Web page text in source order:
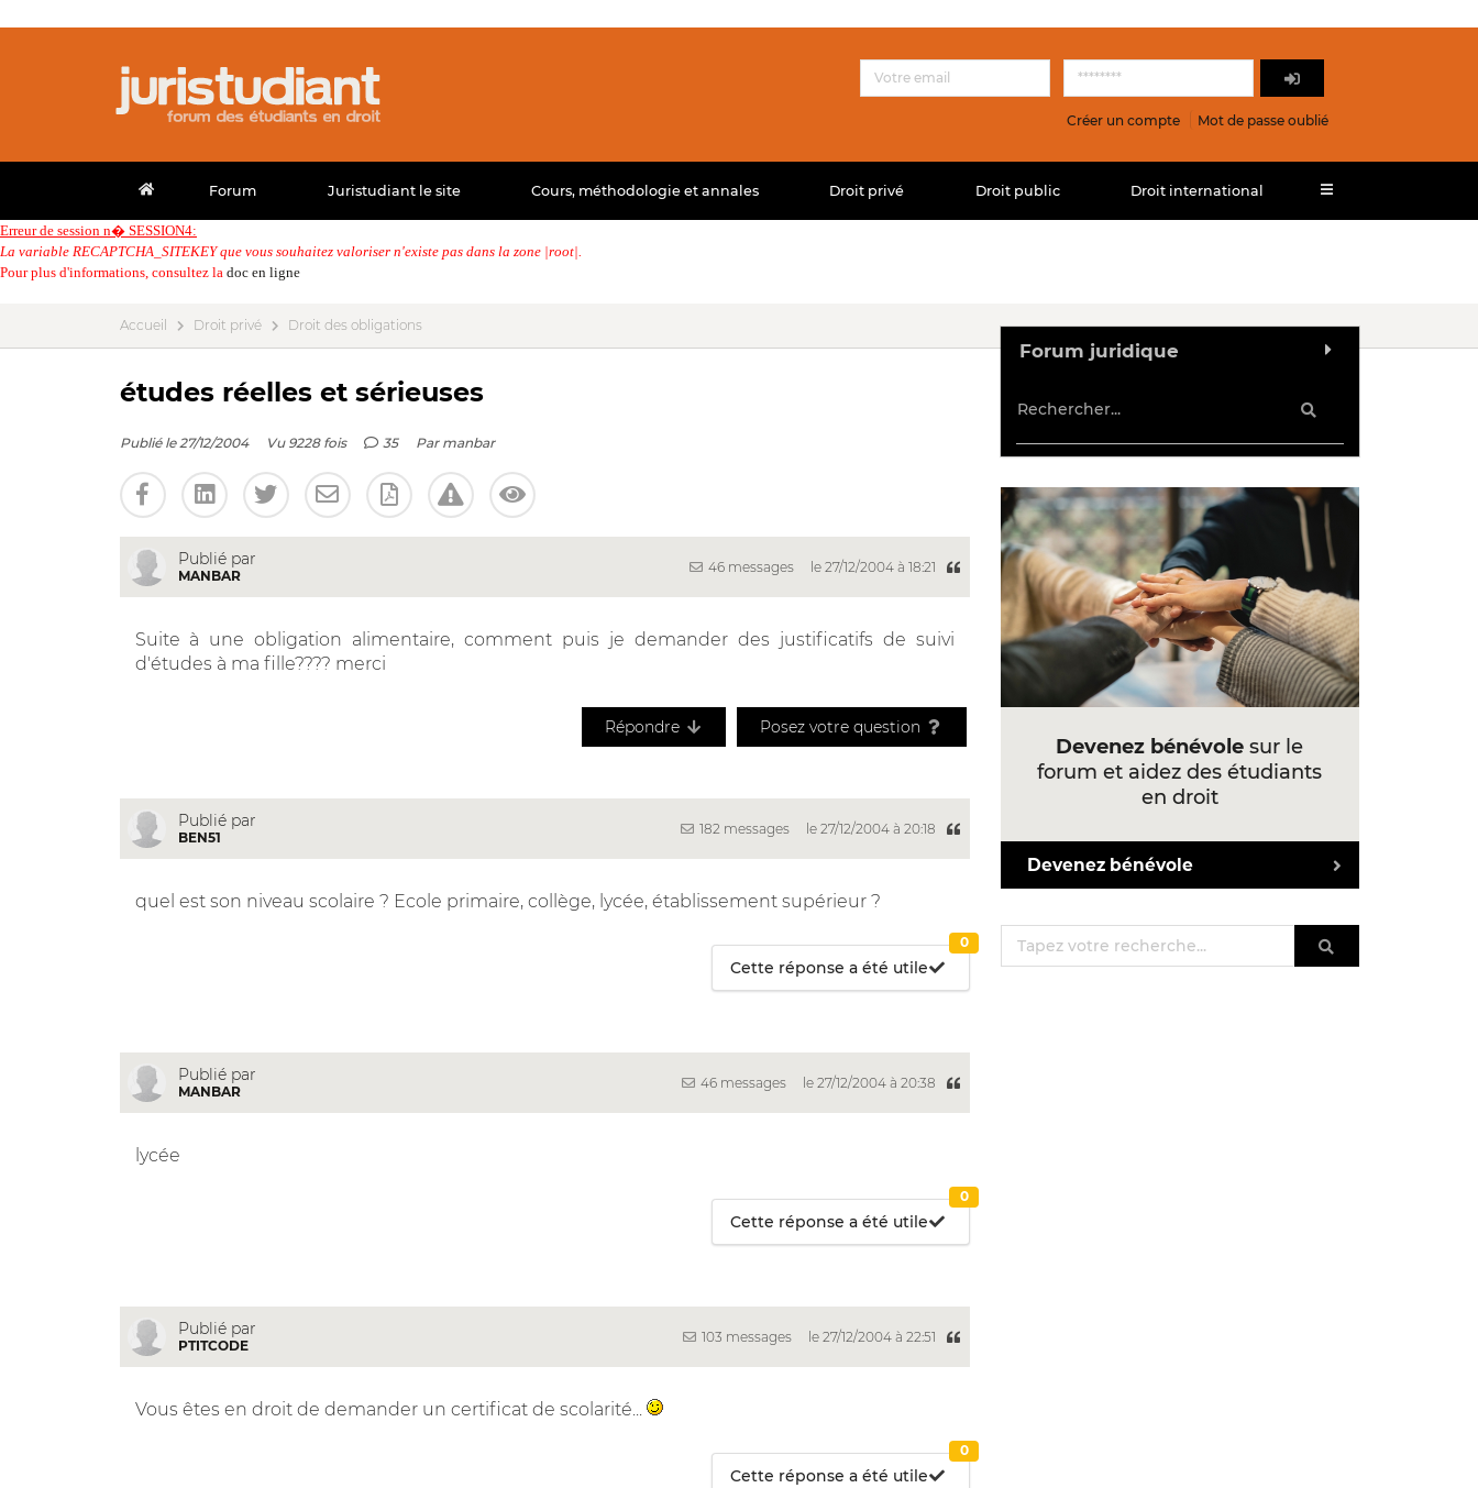
Créer un compte Mot de passe oublié
Forum Juristudiant le site Cours, méthodologie et annales Droit privé Droit public Droit international
Erreur de session n� SESSION4:
La variable RECAPTCHA_SITEKEY que vous souhaitez valoriser n'existe pas dans la zone |root|.
Pour plus d'informations, consultez la doc en ligne
Accueil Droit privé Droit des obligations
études réelles et sérieuses
Publié le 27/12/2004 Vu 9228 fois 35 Par manbar
Publié par
MANBAR
46 messages le 27/12/2004 à 18:21
Suite à une obligation alimentaire, comment puis je demander des justificatifs de suivi
d'études à ma fille???? merci
Répondre Posez votre question
Publié par
BEN51
182 messages le 27/12/2004 à 20:18
quel est son niveau scolaire ? Ecole primaire, collège, lycée, établissement supérieur ?
Cette réponse a été utile
0
Publié par
MANBAR
46 messages le 27/12/2004 à 20:38
lycée
Cette réponse a été utile
0
Publié par
PTITCODE
103 messages le 27/12/2004 à 22:51
Vous êtes en droit de demander un certificat de scolarité...
Cette réponse a été utile
0
Forum juridique
Devenez bénévole sur le
forum et aidez des étudiants
en droit
Devenez bénévole